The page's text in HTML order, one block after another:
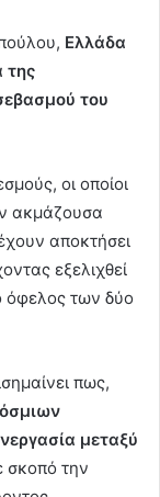
Ελλάδα
της
του
οι οποίοι
ακμάζουσα
αποκτήσει
εξελιχθεί
όφελος των δύο
πως,
μεταξύ
σκοπό την